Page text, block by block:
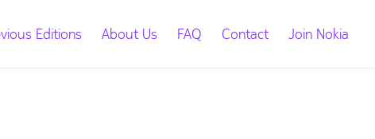
Editions About Us FAQ Contact Join Nokia